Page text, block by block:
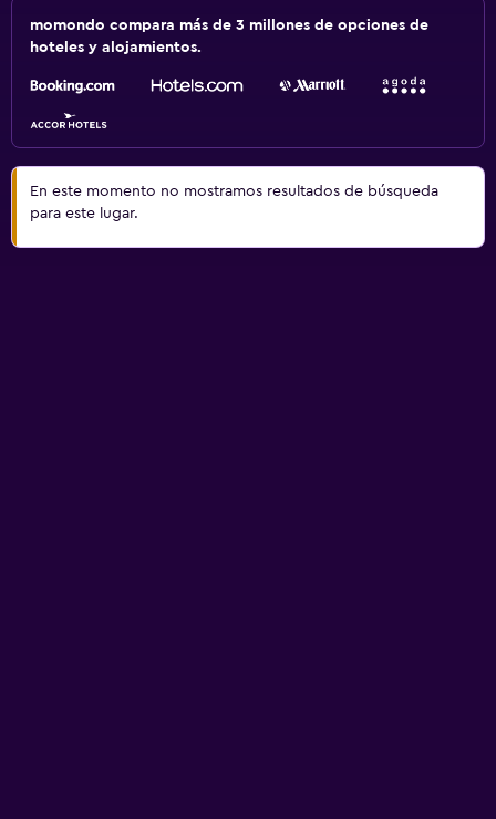
momondo compara más de 3 millones de opciones de
hoteles y alojamientos.
En este momento no mostramos resultados de búsqueda
para este lugar.